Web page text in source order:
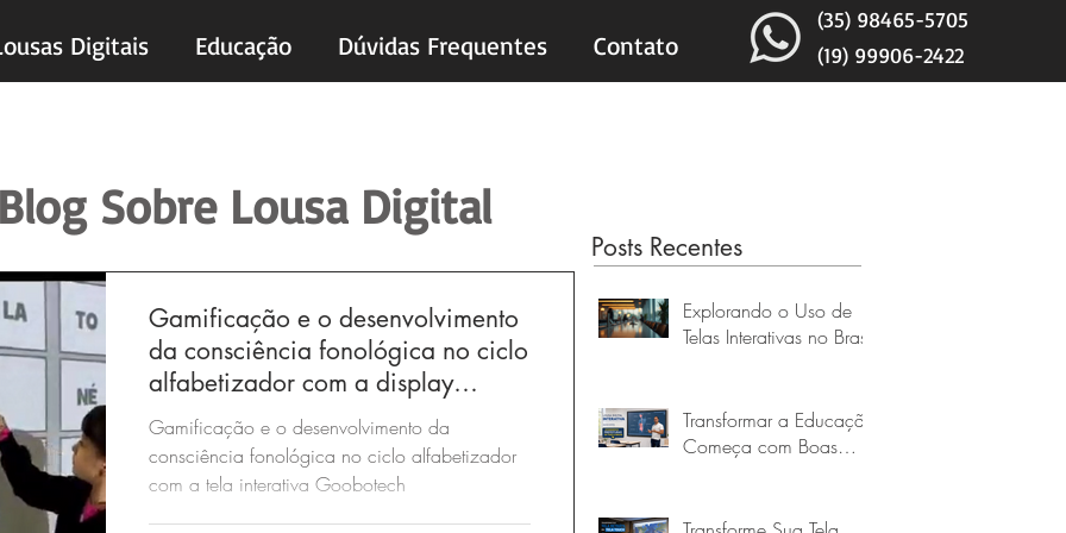
Digitais Educação Dúvidas Frequentes Contato
(35) 98465-5705
(19) 99906-2422
Sobre Lousa Digital
Posts Recentes
Gamificação e o desenvolvimento
da consciência fonológica no ciclo
alfabetizador com a display
interativo Goobotech
Gamificação e o desenvolvimento da
consciência fonológica no ciclo alfabetizador
com a tela interativa Goobotech
Explorando o Uso de
Telas Interativas no Brasil
Transformar a Educação
Começa com Boas